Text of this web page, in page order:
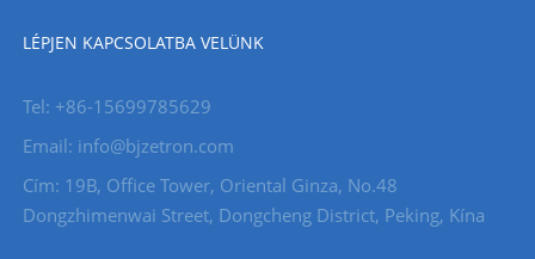
LÉPJEN KAPCSOLATBA VELÜNK
Tel: +86-15699785629
Email: info@bjzetron.com
Cím: 19B, Office Tower, Oriental Ginza, No.48
Dongzhimenwai Street, Dongcheng District, Peking, Kína